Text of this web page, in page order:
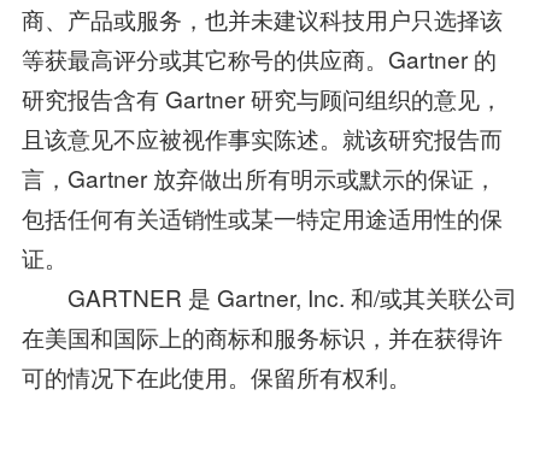
商、产品或服务，也并未建议科技用户只选择该
等获最高评分或其它称号的供应商。Gartner 的
研究报告含有 Gartner 研究与顾问组织的意见，
且该意见不应被视作事实陈述。就该研究报告而
言，Gartner 放弃做出所有明示或默示的保证，
包括任何有关适销性或某一特定用途适用性的保
证。
GARTNER 是 Gartner, Inc. 和/或其关联公司
在美国和国际上的商标和服务标识，并在获得许
可的情况下在此使用。保留所有权利。